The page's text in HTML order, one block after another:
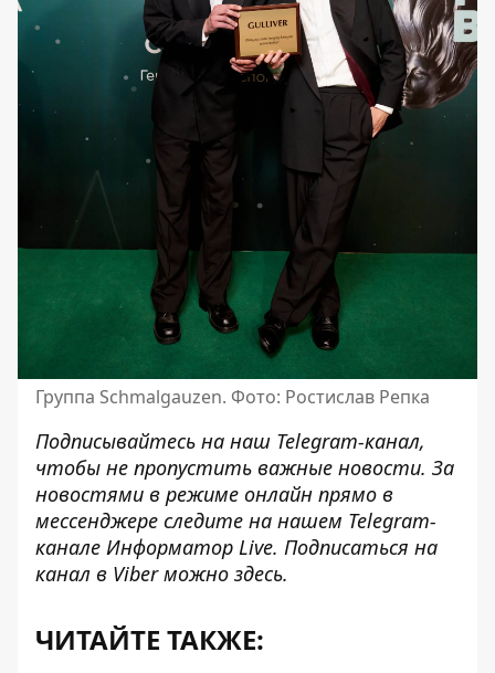
Группа Schmalgauzen. Фото: Ростислав Репка
Подписывайтесь на наш Telegram-канал,
чтобы не пропустить важные новости. За
новостями в режиме онлайн прямо в
мессенджере следите на нашем Telegram-
канале Информатор Live. Подписаться на
канал в Viber можно здесь.
ЧИТАЙТЕ ТАКЖЕ: